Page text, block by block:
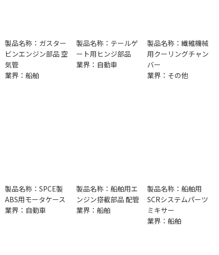
製品名称：ガスター
ビンエンジン部品 空
気管
業界：船舶
製品名称：テールゲ
ート用ヒンジ部品
業界：自動車
製品名称：繊維機械
用クーリングチャン
バー
業界：その他
製品名称：SPCE製
ABS用モータケース
業界：自動車
製品名称：船舶用エ
ンジン搭載部品 配管
業界：船舶
製品名称：船舶用
SCRシステムパーツ
ミキサー
業界：船舶